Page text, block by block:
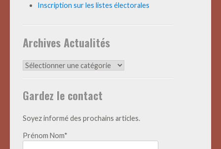
Inscription sur les listes électorales
Archives Actualités
Archives
Gardez le contact
Soyez informé des prochains articles.
Prénom Nom*